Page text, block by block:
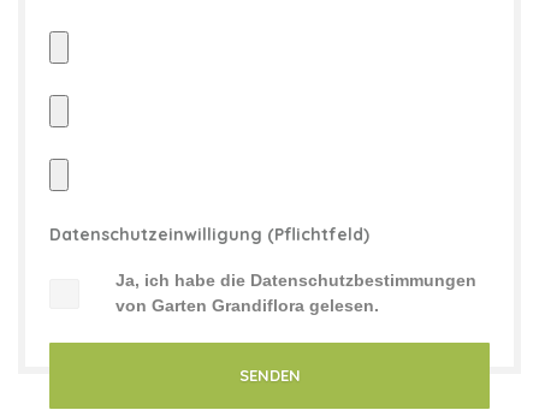
Datenschutzeinwilligung (Pflichtfeld)
Ja, ich habe die Datenschutzbestimmungen
von Garten Grandiflora gelesen.